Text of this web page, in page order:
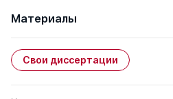
Материалы
Свои диссертации